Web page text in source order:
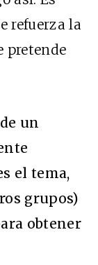
refuerza la
pretende
un
el tema,
grupos)
obtener